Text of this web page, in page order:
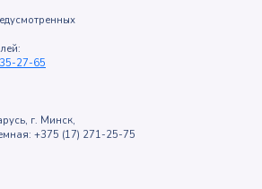
27-65
г. Минск,
+375 (17) 271-25-75